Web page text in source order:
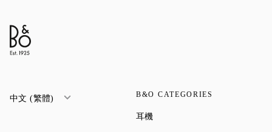
中文 (繁體) B&O CATEGORIES
耳機Link Opens in New Tab